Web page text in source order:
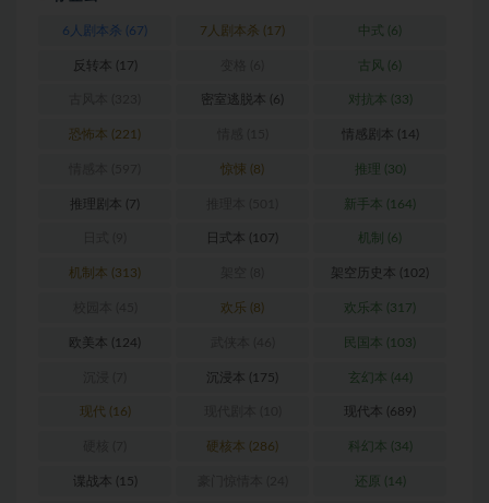
6人剧本杀 (67) 7人剧本杀 (17) 中式 (6)
反转本 (17) 古风 (6)
密室逃脱本 (6) 对抗本 (33)
恐怖本 (221) 情感剧本 (14)
惊悚 (8) 推理 (30)
推理剧本 (7) 新手本 (164)
日式本 (107) 机制 (6)
机制本 (313) 架空历史本 (102)
欢乐 (8) 欢乐本 (317)
欧美本 (124) 民国本 (103)
沉浸本 (175) 玄幻本 (44)
现代 (16) 现代本 (689)
硬核本 (286) 科幻本 (34)
谍战本 (15) 还原 (14)